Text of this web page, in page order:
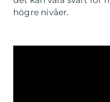
högre nivåer.